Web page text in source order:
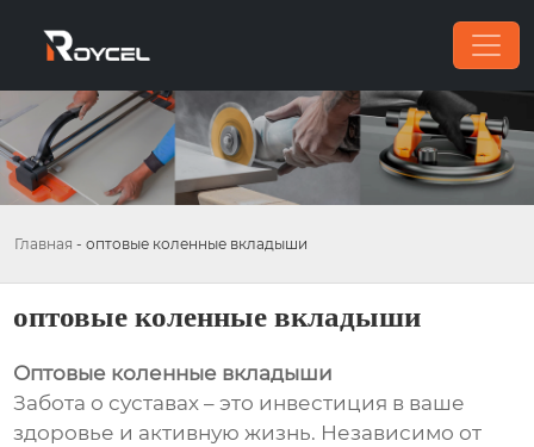
Главная - оптовые коленные вкладыши
оптовые коленные вкладыши
Оптовые коленные вкладыши
Забота о суставах – это инвестиция в ваше
здоровье и активную жизнь. Независимо от